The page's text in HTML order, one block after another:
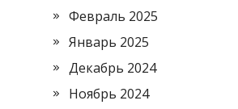
Февраль 2025
Январь 2025
Декабрь 2024
Ноябрь 2024